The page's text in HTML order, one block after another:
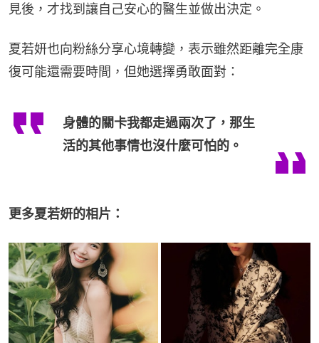
見後，才找到讓自己安心的醫生並做出決定。
夏若妍也向粉絲分享心境轉變，表示雖然距離完全康
復可能還需要時間，但她選擇勇敢面對：
身體的關卡我都走過兩次了，那生
活的其他事情也沒什麼可怕的。
更多夏若妍的相片：